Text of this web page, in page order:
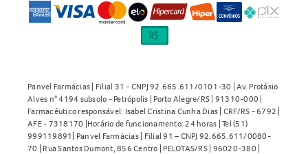
Panvel Farmácias | Filial 31 - CNPJ 92.665.611/0101-30 | Av. Protásio
Alves n° 4194 subsolo - Petrópolis | Porto Alegre/RS | 91310-000 |
Farmacêutico responsável: Isabel Cristina Cunha Dias | CRF/RS - 6792 |
AFE - 7318170 |Horário de funcionamento: 24 horas | Tel (51)
999119891| Panvel Farmácias | Filial 91 – CNPJ 92.665.611/0080-
70 | Rua Santos Dumont, 856 Centro | PELOTAS/RS | 96020-380 |